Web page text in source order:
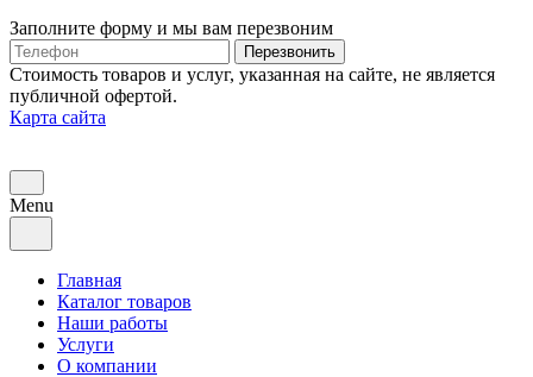
Заполните форму и мы вам перезвоним
Телефон
Перезвонить
Стоимость товаров и услуг, указанная на сайте, не является
публичной офертой.
Карта сайта
Menu
Главная
Каталог товаров
Наши работы
Услуги
О компании